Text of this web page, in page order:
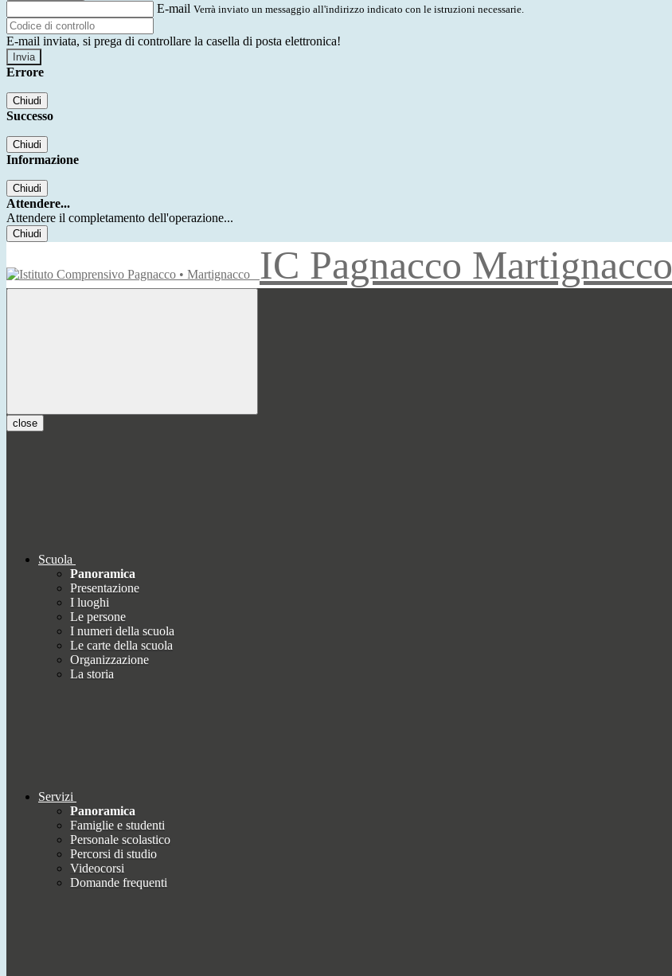
E-mail Verrà inviato un messaggio all'indirizzo indicato con le istruzioni necessarie.
E-mail inviata, si prega di controllare la casella di posta elettronica!
Errore
Chiudi
Successo
Chiudi
Informazione
Chiudi
Attendere...
Attendere il completamento dell'operazione...
Chiudi
IC Pagnacco Martignacco
close
Scuola
Panoramica
Presentazione
I luoghi
Le persone
I numeri della scuola
Le carte della scuola
Organizzazione
La storia
Servizi
Panoramica
Famiglie e studenti
Personale scolastico
Percorsi di studio
Videocorsi
Domande frequenti